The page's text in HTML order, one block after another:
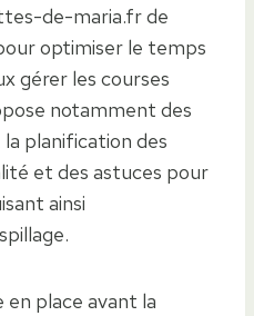
de-maria.fr de
optimiser le temps
gérer les courses
notamment des
la planification des
et des astuces pour
ainsi
en place avant la